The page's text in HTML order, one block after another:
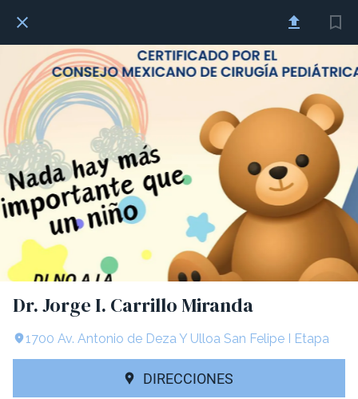
Dr. Jorge I. Carrillo Miranda
1700 Av. Antonio de Deza Y Ulloa San Felipe I Etapa
DIRECCIONES